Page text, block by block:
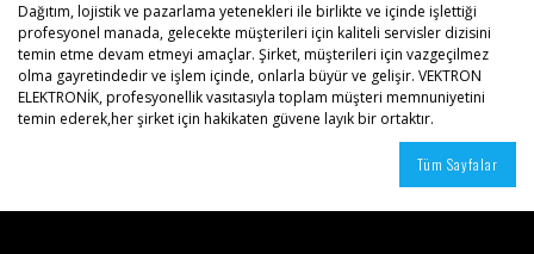
Dağıtım, lojistik ve pazarlama yetenekleri ile birlikte ve içinde işlettiği
profesyonel manada, gelecekte müşterileri için kaliteli servisler dizisini
temin etme devam etmeyi amaçlar. Şirket, müşterileri için vazgeçilmez
olma gayretindedir ve işlem içinde, onlarla büyür ve gelişir. VEKTRON
ELEKTRONİK, profesyonellik vasıtasıyla toplam müşteri memnuniyetini
temin ederek,her şirket için hakikaten güvene layık bir ortaktır.
Tüm Sayfalar